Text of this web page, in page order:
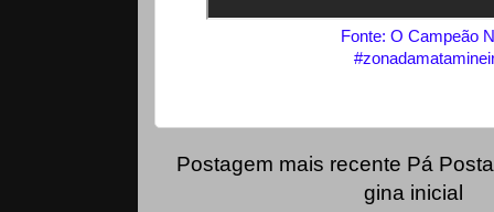
Fonte: O Campeão
Postagem mais recente Pá
gina inicial